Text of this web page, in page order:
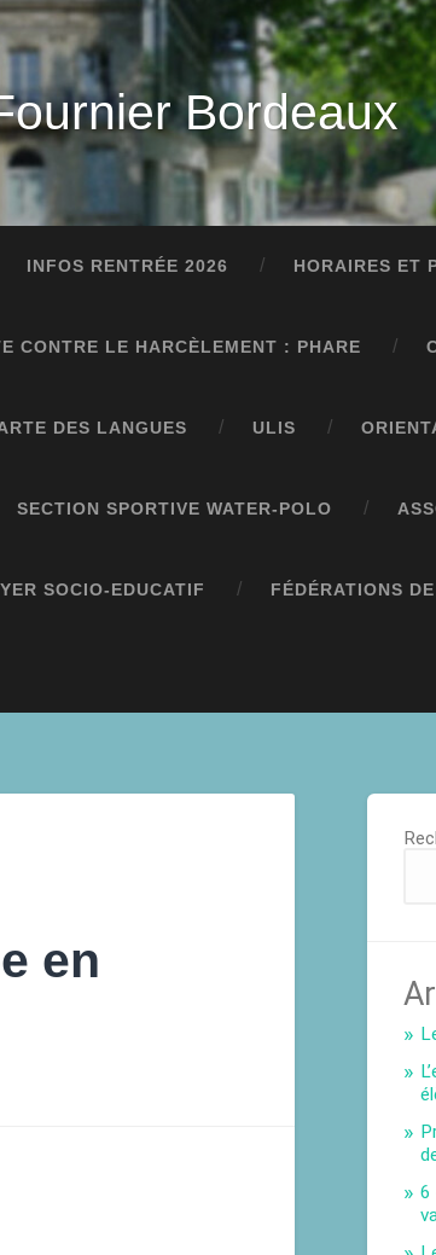
Bordeaux
INFOS RENTRÉE 2026 HORAIRES ET
CONTRE LE HARCÈLEMENT : PHARE
DES LANGUES ULIS
SECTION SPORTIVE WATER-POLO
SOCIO-EDUCATIF FÉDÉRATIONS
en
6